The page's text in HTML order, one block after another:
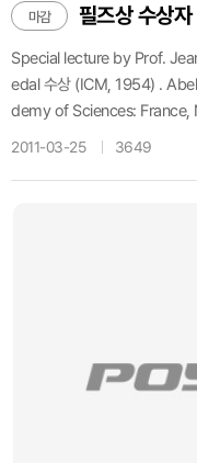
마감 필즈상 수상자 Jean-
Special lecture by Prof.
edal 수상 (ICM, 1954) .
demy of Sciences: France,
ay . Honorary Fellow of
1954 at the age of 27,
ll remains to be the
and linear
2011-03-25 3649